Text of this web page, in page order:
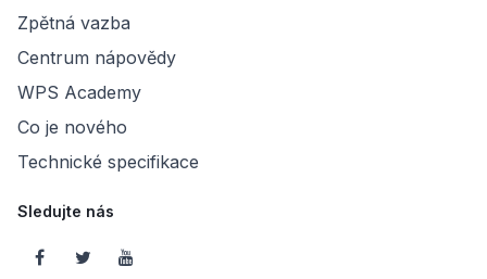
Zpětná vazba
Centrum nápovědy
WPS Academy
Co je nového
Technické specifikace
Sledujte nás